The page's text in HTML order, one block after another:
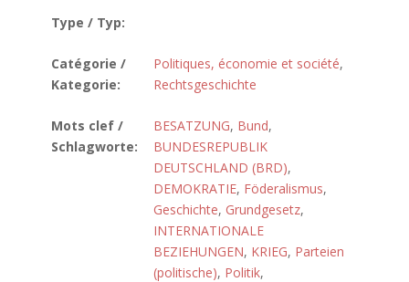
Type / Typ:
Catégorie /
Kategorie:
Politiques, économie et société,
Rechtsgeschichte
Mots clef /
Schlagworte:
BESATZUNG, Bund,
BUNDESREPUBLIK
DEUTSCHLAND (BRD),
DEMOKRATIE, Föderalismus,
Geschichte, Grundgesetz,
INTERNATIONALE
BEZIEHUNGEN, KRIEG, Parteien
(politische), Politik,